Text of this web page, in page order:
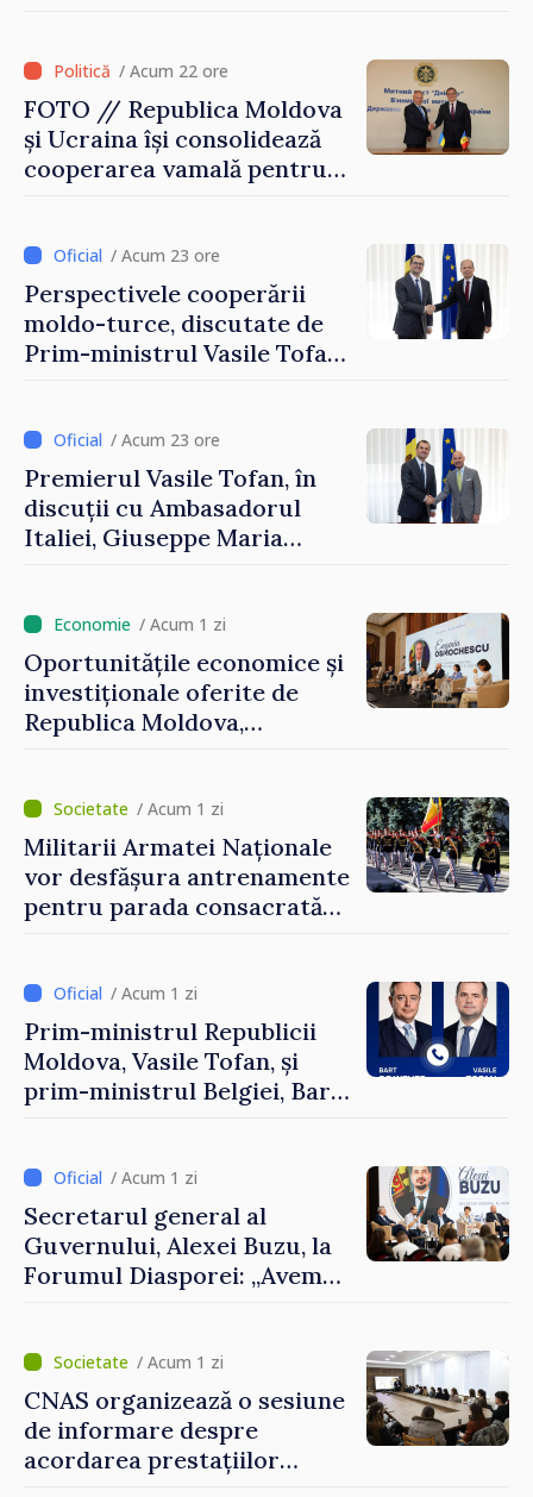
/ Acum 22 ore
FOTO // Republica Moldova
și Ucraina își consolidează
cooperarea vamală pentru
Reuniune la Moghiliov-
Podolsk
/ Acum 23 ore
Perspectivele cooperării
moldo-turce, discutate de
Prim-ministrul Vasile Tofan
/ Acum 23 ore
Premierul Vasile Tofan, în
discuții cu Ambasadorul
Italiei, Giuseppe Maria
/ Acum 1 zi
Oportunitățile economice și
investiționale oferite de
Republica Moldova,
Forumul Diasporei
/ Acum 1 zi
Militarii Armatei Naționale
vor desfășura antrenamente
pentru parada consacrată
/ Acum 1 zi
Prim-ministrul Republicii
Moldova, Vasile Tofan, și
prim-ministrul Belgiei, Bart
al Republicii Moldova.
/ Acum 1 zi
Secretarul general al
Guvernului, Alexei Buzu, la
Forumul Diasporei: „Avem
construi comunități mai
puternice”
/ Acum 1 zi
CNAS organizează o sesiune
de informare despre
acordarea prestațiilor